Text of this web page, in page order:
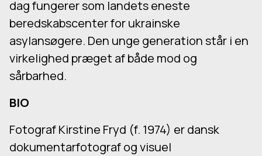
dag fungerer som landets eneste
beredskabscenter for ukrainske
asylansøgere. Den unge generation står i en
virkelighed præget af både mod og
sårbarhed.
BIO
Fotograf Kirstine Fryd (f. 1974) er dansk
dokumentarfotograf og visuel